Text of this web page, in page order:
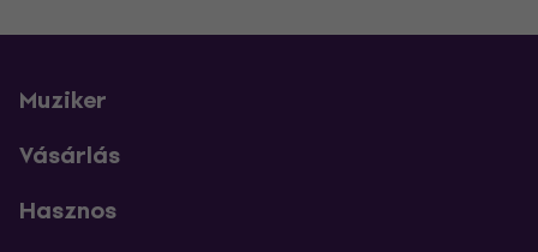
Muziker
Vásárlás
Hasznos